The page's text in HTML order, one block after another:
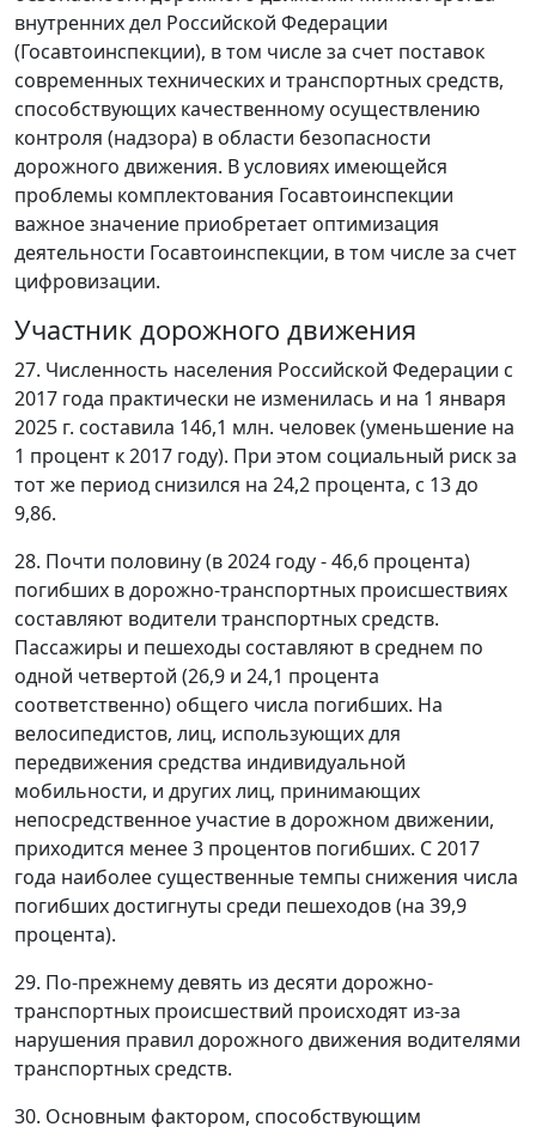
внутренних дел Российской Федерации
(Госавтоинспекции), в том числе за счет поставок
современных технических и транспортных средств,
способствующих качественному осуществлению
контроля (надзора) в области безопасности
дорожного движения. В условиях имеющейся
проблемы комплектования Госавтоинспекции
важное значение приобретает оптимизация
деятельности Госавтоинспекции, в том числе за счет
цифровизации.
Участник дорожного движения
27. Численность населения Российской Федерации с
2017 года практически не изменилась и на 1 января
2025 г. составила 146,1 млн. человек (уменьшение на
1 процент к 2017 году). При этом социальный риск за
тот же период снизился на 24,2 процента, с 13 до
9,86.
28. Почти половину (в 2024 году - 46,6 процента)
погибших в дорожно-транспортных происшествиях
составляют водители транспортных средств.
Пассажиры и пешеходы составляют в среднем по
одной четвертой (26,9 и 24,1 процента
соответственно) общего числа погибших. На
велосипедистов, лиц, использующих для
передвижения средства индивидуальной
мобильности, и других лиц, принимающих
непосредственное участие в дорожном движении,
приходится менее 3 процентов погибших. С 2017
года наиболее существенные темпы снижения числа
погибших достигнуты среди пешеходов (на 39,9
процента).
29. По-прежнему девять из десяти дорожно-
транспортных происшествий происходят из-за
нарушения правил дорожного движения водителями
транспортных средств.
30. Основным фактором, способствующим